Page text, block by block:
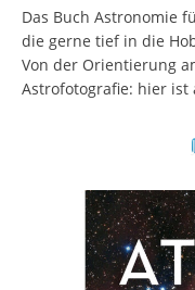
Das Buch Astronomie
die gerne tief in die
Von der Orientierung
Astrofotografie: hier ist